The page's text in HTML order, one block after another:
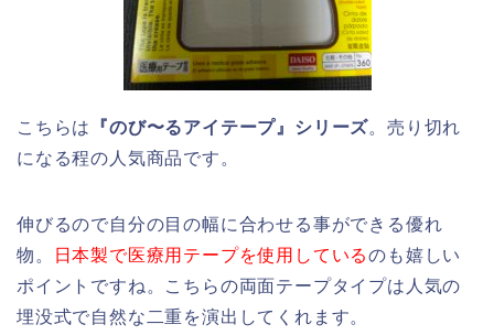
こちらは 『のび〜るアイテープ』シリーズ。売り切れ
になる程の人気商品です。
伸びるので自分の目の幅に合わせる事ができる優れ
物。
日本製で医療用テープを使用しているのも嬉しい
ポイントですね。こちらの両面テープタイプは人気の
埋没式で自然な二重を演出してくれます。